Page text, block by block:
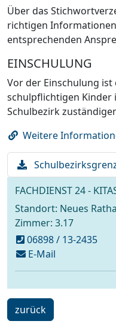
Über das
richtigen
entsprechenden
EINSCHULUNG
Vor der Einschulung
schulpflichtigen Kinder
Schulbezirk
Weitere
Download
Datei:
FACHDIENST 24 -
Standort: Neues
Zimmer: 3.17
06898 / 13-2435
E-Mailschreiben
an
ein
Schritt
zurück